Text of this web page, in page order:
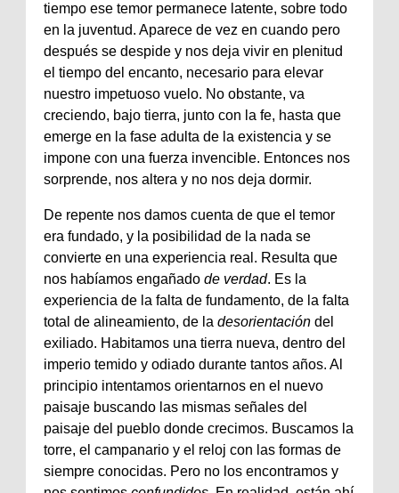
tiempo ese temor permanece latente, sobre todo
en la juventud. Aparece de vez en cuando pero
después se despide y nos deja vivir en plenitud
el tiempo del encanto, necesario para elevar
nuestro impetuoso vuelo. No obstante, va
creciendo, bajo tierra, junto con la fe, hasta que
emerge en la fase adulta de la existencia y se
impone con una fuerza invencible. Entonces nos
sorprende, nos altera y no nos deja dormir.
De repente nos damos cuenta de que el temor
era fundado, y la posibilidad de la nada se
convierte en una experiencia real. Resulta que
nos habíamos engañado de verdad. Es la
experiencia de la falta de fundamento, de la falta
total de alineamiento, de la desorientación del
exiliado. Habitamos una tierra nueva, dentro del
imperio temido y odiado durante tantos años. Al
principio intentamos orientarnos en el nuevo
paisaje buscando las mismas señales del
paisaje del pueblo donde crecimos. Buscamos la
torre, el campanario y el reloj con las formas de
siempre conocidas. Pero no los encontramos y